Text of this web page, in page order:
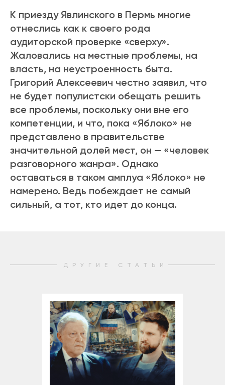
К приезду Явлинского в Пермь многие
отнеслись как к своего рода
аудиторской проверке «сверху».
Жаловались на местные проблемы, на
власть, на неустроенность быта.
Григорий Алексеевич честно заявил, что
не будет популистски обещать решить
все проблемы, поскольку они вне его
компетенции, и что, пока «Яблоко» не
представлено в правительстве
значительной долей мест, он — «человек
разговорного жанра». Однако
оставаться в таком амплуа «Яблоко» не
намерено. Ведь побеждает не самый
сильный, а тот, кто идет до конца.
ДРУГИЕ СТАТЬИ